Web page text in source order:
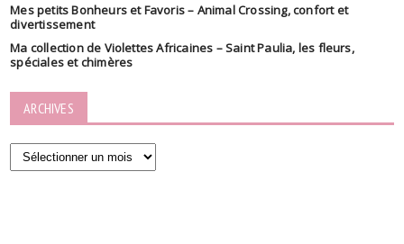
Mes petits Bonheurs et Favoris – Animal Crossing, confort et
divertissement
Ma collection de Violettes Africaines – Saint Paulia, les fleurs,
spéciales et chimères
ARCHIVES
Archives